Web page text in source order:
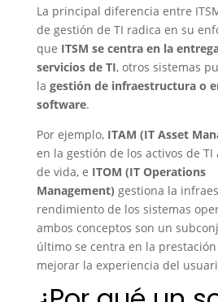
La principal diferencia entre
de gestión de TI radica en su
que ITSM se centra en la
servicios de TI, otros sistemas
la gestión de infraestructura o
software.
Por ejemplo, ITAM (IT Asset
en la gestión de los activos de
de vida, e ITOM (IT Operations
Management) gestiona la
rendimiento de los sistemas
ambos conceptos son un
último se centra en la
mejorar la experiencia del